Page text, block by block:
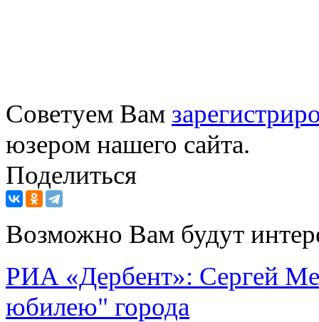
Советуем Вам
юзером нашего сайта.
Поделиться
Возможно Вам будут
РИА «Дербент»: Сергей
юбилею" города